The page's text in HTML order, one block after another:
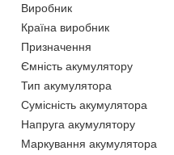
Виробник
Країна виробник
Призначення
Ємність акумулятору
Тип акумулятора
Сумісність акумулятора
Напруга акумулятору
Маркування акумулятора